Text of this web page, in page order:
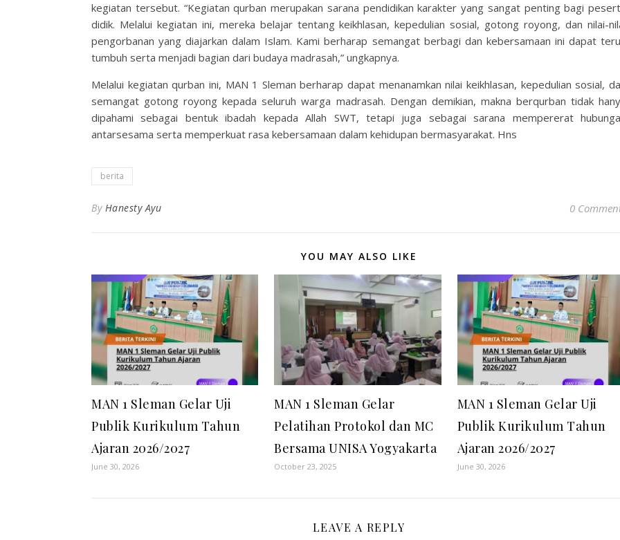
kegiatan tersebut. “Kegiatan qurban merupakan sarana pendidikan karakter yang sangat penting bagi
didik. Melalui kegiatan ini, mereka belajar tentang keikhlasan, kepedulian sosial, gotong royong, dan nilai-
pengorbanan yang diajarkan dalam Islam. Kami berharap semangat berbagi dan kebersamaan ini dapat
tumbuh serta menjadi bagian dari budaya madrasah,” ungkapnya.
Melalui kegiatan qurban ini, MAN 1 Sleman berharap dapat menanamkan nilai keikhlasan, kepedulian sosial,
semangat gotong royong kepada seluruh warga madrasah. Dengan demikian, makna berqurban tidak
dipahami sebagai bentuk ibadah kepada Allah SWT, tetapi juga sebagai sarana mempererat
antarsesama serta memperkuat rasa kebersamaan dalam kehidupan bermasyarakat. Hns
berita
By Hanesty Ayu 0
YOU MAY ALSO LIKE
MAN 1 Sleman Gelar Uji
Publik Kurikulum Tahun
Ajaran 2026/2027
June 30, 2026
MAN 1 Sleman Gelar
Pelatihan Protokol dan MC
Bersama UNISA Yogyakarta
October 23, 2025
MAN 1 Sleman Gelar Uji
Publik Kurikulum Tahun
Ajaran 2026/2027
June 30, 2026
LEAVE A REPLY